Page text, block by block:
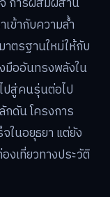
ข้ากับความล้ำ
าตรฐานใหม่ให้กับ
มืออันทรงพลังใน
สู่คนรุ่นต่อไป
ดัน โครงการ
ในอยุธยา แต่ยัง
เที่ยวทางประวัติ